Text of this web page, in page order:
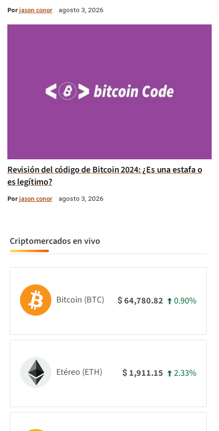
Porjason conor agosto 3, 2026
Revisión del código de Bitcoin 2024: ¿Es una estafa o
es legítimo?
Porjason conor agosto 3, 2026
Criptomercados en vivo
Bitcoin (BTC) $64,780.82 0.90%
Etéreo (ETH) $ 1,911.15 2.33%